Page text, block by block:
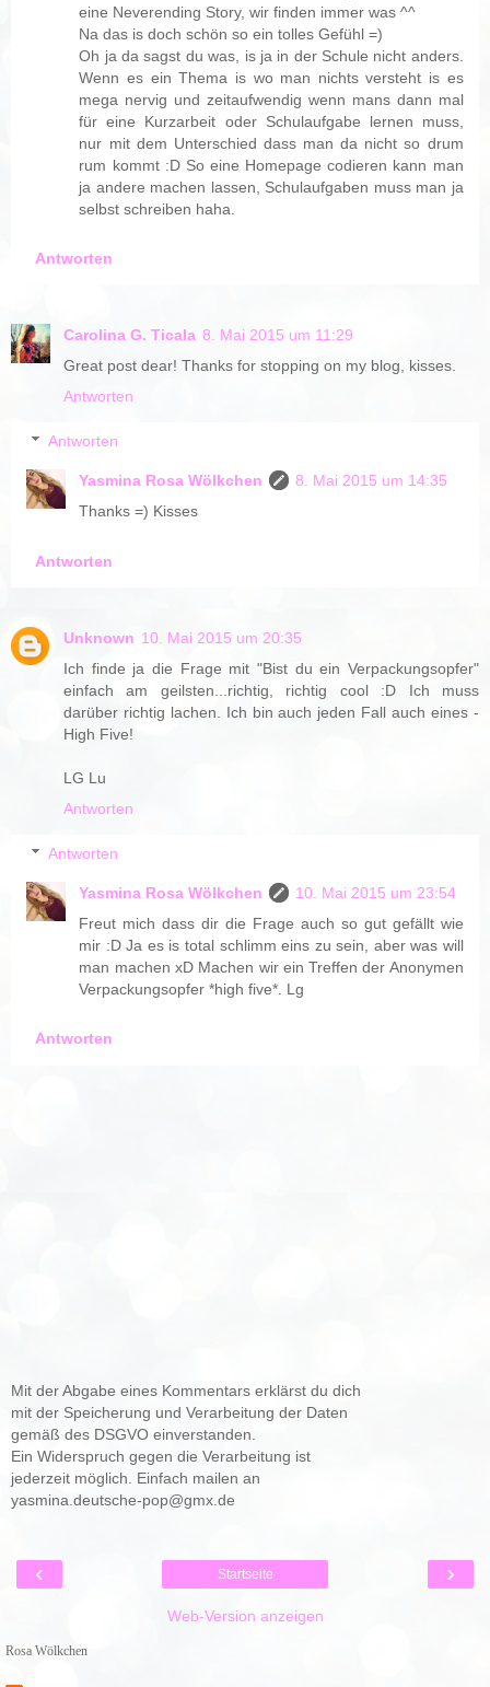
eine Neverending Story, wir finden immer was ^^
Na das is doch schön so ein tolles Gefühl =)
Oh ja da sagst du was, is ja in der Schule nicht anders.
Wenn es ein Thema is wo man nichts versteht is es
mega nervig und zeitaufwendig wenn mans dann mal
für eine Kurzarbeit oder Schulaufgabe lernen muss,
nur mit dem Unterschied dass man da nicht so drum
rum kommt :D So eine Homepage codieren kann man
ja andere machen lassen, Schulaufgaben muss man ja
selbst schreiben haha.
Antworten
Carolina G. Ticala 8. Mai 2015 um 11:29
Great post dear! Thanks for stopping on my blog, kisses.
Antworten
Antworten
Yasmina Rosa Wölkchen
8. Mai 2015 um 14:35
Thanks =) Kisses
Antworten
Unknown 10. Mai 2015 um 20:35
Ich finde ja die Frage mit "Bist du ein Verpackungsopfer"
einfach am geilsten...richtig, richtig cool :D Ich muss
darüber richtig lachen. Ich bin auch jeden Fall auch eines -
High Five!
LG Lu
Antworten
Antworten
Yasmina Rosa Wölkchen
10. Mai 2015 um 23:54
Freut mich dass dir die Frage auch so gut gefällt wie
mir :D Ja es is total schlimm eins zu sein, aber was will
man machen xD Machen wir ein Treffen der Anonymen
Verpackungsopfer *high five*. Lg
Antworten
Mit der Abgabe eines Kommentars erklärst du dich
mit der Speicherung und Verarbeitung der Daten
gemäß des DSGVO einverstanden.
Ein Widerspruch gegen die Verarbeitung ist
jederzeit möglich. Einfach mailen an
yasmina.deutsche-pop@gmx.de
‹ ›
Startseite
Web-Version anzeigen
Rosa Wölkchen